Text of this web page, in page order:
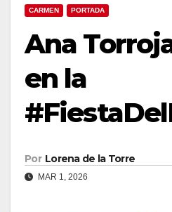
CARMEN PORTADA
Ana
en la
Por Lorena de la Torre
MAR 1, 2026